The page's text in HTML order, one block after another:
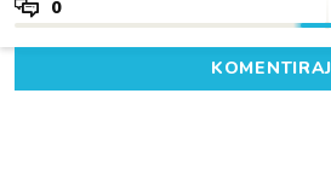
0
KOMENTIRAJ